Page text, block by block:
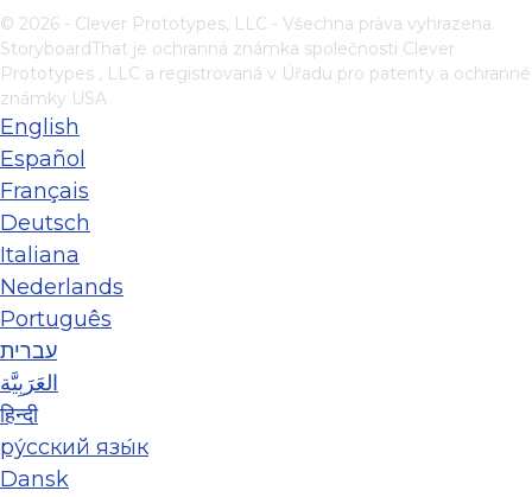
© 2026 - Clever Prototypes, LLC - Všechna práva vyhrazena.
StoryboardThat je ochranná známka společnosti Clever
Prototypes , LLC a registrovaná v Úřadu pro patenty a ochranné
známky USA
English
Español
Français
Deutsch
Italiana
Nederlands
Português
עברית
العَرَبِيَّة
हिन्दी
ру́сский язы́к
Dansk